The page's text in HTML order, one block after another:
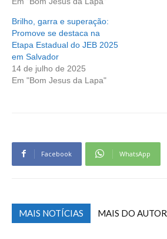
Brilho, garra e superação:
Promove se destaca na
Etapa Estadual do JEB 2025
em Salvador
14 de julho de 2025
Em "Bom Jesus da Lapa"
Facebook WhatsApp
MAIS NOTÍCIAS MAIS DO AUTOR